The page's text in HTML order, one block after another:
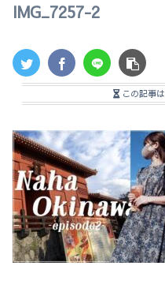
iPad 2019 vs iPad Air3】
IMG_7257-2
この記事は